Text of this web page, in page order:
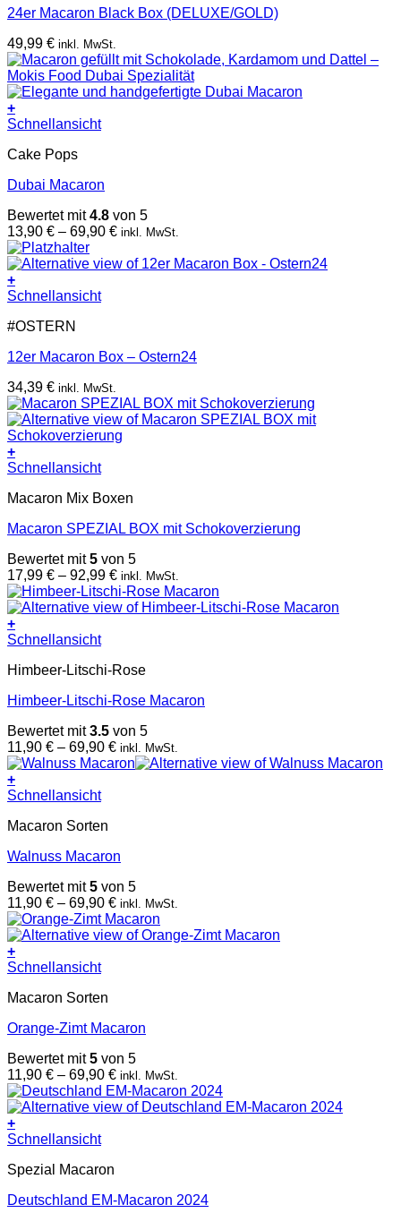
24er Macaron Black Box (DELUXE/GOLD)
49,99 € inkl. MwSt.
+
Dieses
weist
Varianten
Die
Optionen
können
auf
der
Produktseite
werden
Schnellansicht
Cake Pops
Dubai Macaron
Bewertet mit4.8 von 5
13,90 € – 69,90 €Preisspanne:
bis
inkl. MwSt.
+
Schnellansicht
#OSTERN
12er Macaron Box – Ostern24
34,39 € inkl. MwSt.
+
Dieses
weist
Varianten
Die
Optionen
können
auf
der
Produktseite
werden
Schnellansicht
Macaron Mix Boxen
Macaron SPEZIAL BOX mit Schokoverzierung
Bewertet mit5 von 5
17,99 € – 92,99 €Preisspanne:
17,99 €
bis
inkl. MwSt.
+
Dieses
weist
Varianten
Die
Optionen
können
auf
der
gewählt
werden
Schnellansicht
Himbeer-Litschi-Rose
Himbeer-Litschi-Rose Macaron
Bewertet mit3.5 von 5
11,90 € – 69,90 €Preisspanne:
11,90 €
inkl. MwSt.
+
Dieses
weist
Varianten
Die
Optionen
können
auf
der
Produktseite
werden
Schnellansicht
Macaron Sorten
Walnuss Macaron
Bewertet mit5 von 5
11,90 € – 69,90 €Preisspanne:
11,90 €
bis
inkl. MwSt.
+
Dieses
weist
Varianten
Die
Optionen
können
auf
der
Produktseite
werden
Schnellansicht
Macaron Sorten
Orange-Zimt Macaron
Bewertet mit5 von 5
11,90 € – 69,90 €Preisspanne:
11,90 €
bis
inkl. MwSt.
+
Dieses
weist
Varianten
Schnellansicht
Spezial Macaron
Deutschland EM-Macaron 2024